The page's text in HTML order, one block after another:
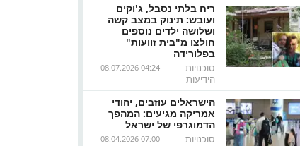
ריח בלתי נסבל, ג'וקים
ועובש: תינוק במצב קשה
ושלושה ילדים נוספים
חולצו מ"בית זוועות"
בפלורידה
08.07.2026 04:24
סוכנויות
הידיעות
הישראלים עוזבים, יהודי
אמריקה מגיעים: המהפך
הדמוגרפי של ישראל
08.04.2026 07:00
סוכנויות